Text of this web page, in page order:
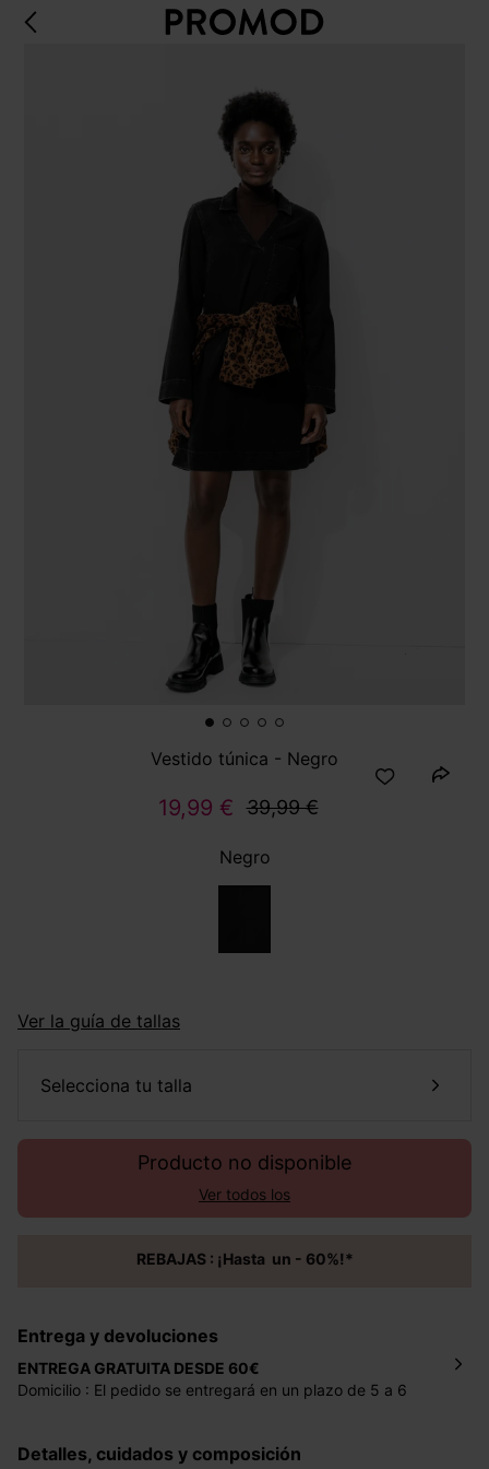
Vestido túnica - Negro
19,99 € 39,99 €
Negro
Ver la guía de tallas
selecciona tu talla
Producto no disponible
Ver todos los
REBAJAS : ¡Hasta un - 60%!*
Entrega y devoluciones
ENTREGA GRATUITA DESDE 60€
Domicilio : El pedido se entregará en un plazo de 5 a 6
Mondial Relay : El pedido se entregará en un plazo de 5
Detalles, cuidados y composición